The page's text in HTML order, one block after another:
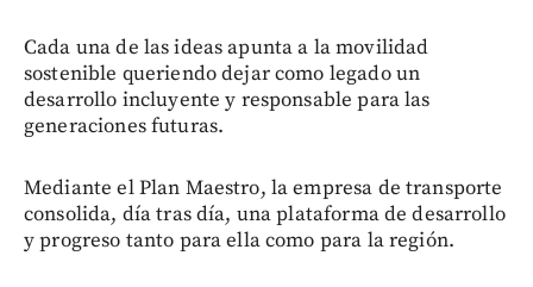
Cada una de las ideas apunta a la movilidad
sostenible queriendo dejar como legado un
desarrollo incluyente y responsable para las
generaciones futuras.
Mediante el Plan Maestro, la empresa de transporte
consolida, día tras día, una plataforma de desarrollo
y progreso tanto para ella como para la región.